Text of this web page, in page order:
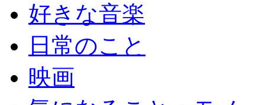
好きな音楽
日常のこと
映画